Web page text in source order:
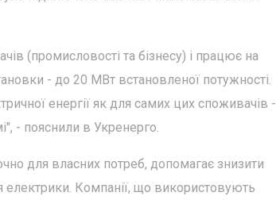
(промисловості та бізнесу) і працює на
- до 20 МВт встановленої потужності.
енергії як для самих цих споживачів -
- пояснили в Укренерго.
для власних потреб, допомагає знизити
Компанії, що використовують